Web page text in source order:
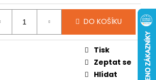
DO KOŠÍKU
Tisk
Zeptat se
Hlídat